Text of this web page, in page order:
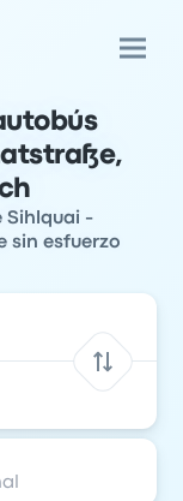
Sihlquai -
sin esfuerzo